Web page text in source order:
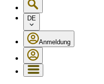
DE
Anmeldung